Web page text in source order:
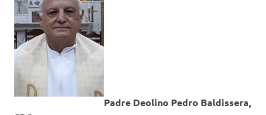
Padre Deolino Pedro Baldissera,